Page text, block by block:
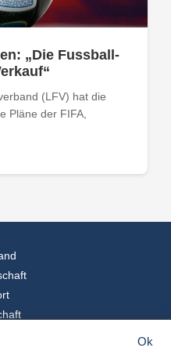
„Die Fussball-
(LFV) hat die
Pläne der FIFA,
Ok